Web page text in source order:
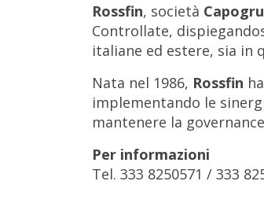
Rossfin, società
Controllate,
italiane ed estere, sia in
Nata nel 1986, Rossfin
implementando le
mantenere la
Per informazioni
Tel. 333 8250571 / 333